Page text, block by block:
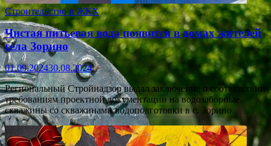
Строительство и ЖКХ
Чистая питьевая вода появится в домах жителей
села Зорино
01.09.202430.08.2024
Региональный Стройнадзор выдал заключение о соответствии
требованиям проектной документации на водозаборные
скважины со скважинами водоподготовки в с. Зорино